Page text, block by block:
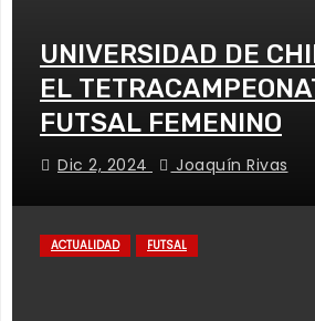
UNIVERSIDAD DE
EL
FUTSAL FEMENINO
Dic 2, 2024 Joaquín Rivas
ACTUALIDAD FUTSAL